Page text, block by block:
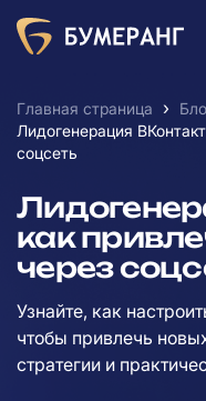
Главная страница ›
Лидогенерация
соцсеть
как
через
Узнайте, как
чтобы привлечь
стратегии и